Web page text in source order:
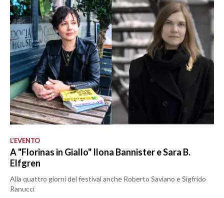
L’EVENTO
A "Florinas in Giallo" Ilona Bannister e Sara B.
Elfgren
Alla quattro giorni del festival anche Roberto Saviano e Sigfrido
Ranucci